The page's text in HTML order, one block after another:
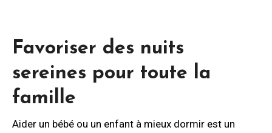
Favoriser des nuits
sereines pour toute la
famille
Aider un bébé ou un enfant à mieux dormir est un